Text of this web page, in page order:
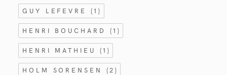
GUY LEFEVRE (1)
HENRI BOUCHARD (1)
HENRI MATHIEU (1)
HOLM SORENSEN (2)